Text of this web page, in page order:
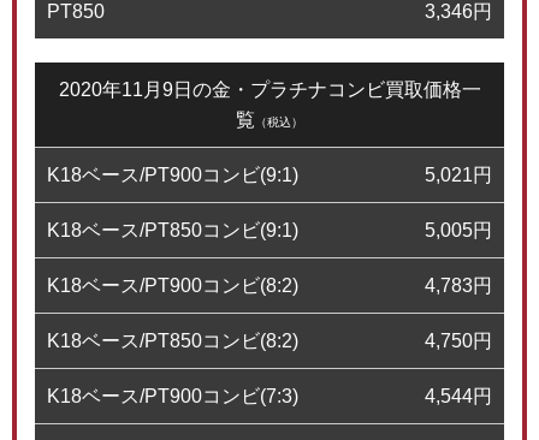
PT850 3,346円
2020年11月9日の金・プラチナコンビ買取価格一
覧 （税込）
K18ベース/PT900コンビ(9:1) 5,021円
K18ベース/PT850コンビ(9:1) 5,005円
K18ベース/PT900コンビ(8:2) 4,783円
K18ベース/PT850コンビ(8:2) 4,750円
K18ベース/PT900コンビ(7:3) 4,544円